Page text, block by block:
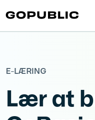
E-LÆRING
Lær at